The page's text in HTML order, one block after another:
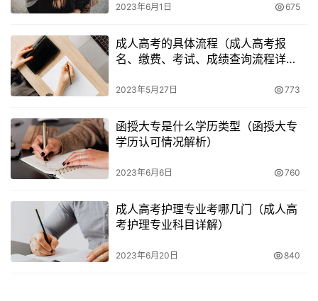
2023年6月1日 675
成人高考的具体流程（成人高考报
名、缴费、考试、成绩查询流程详
2023年5月27日 773
函授大专是什么学历类型（函授大专
学历认可情况解析）
2023年6月6日 760
成人高考护理专业考哪几门（成人高
考护理专业科目详解）
2023年6月20日 840